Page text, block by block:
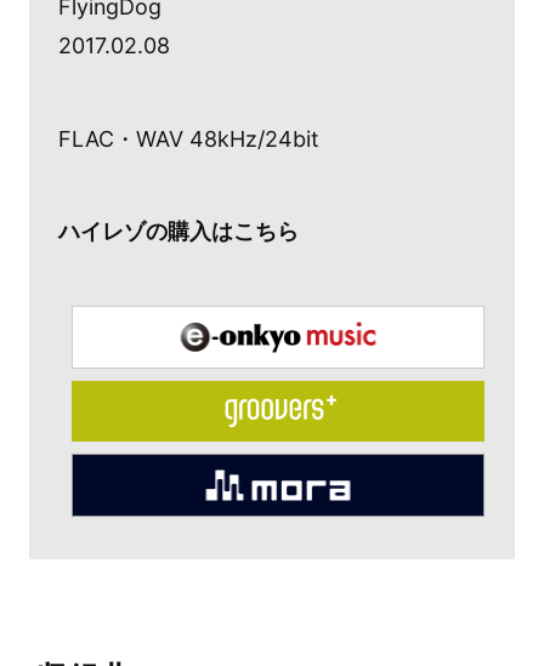
FlyingDog
2017.02.08
FLAC・WAV 48kHz/24bit
ハイレゾの購入はこちら